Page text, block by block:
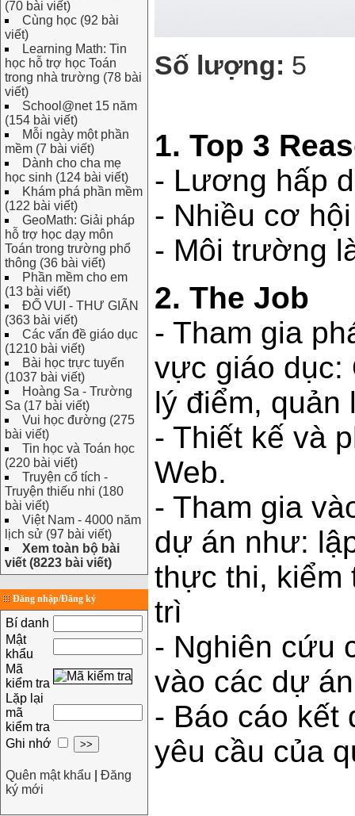
(70 bài viết)
Cùng học (92 bài
viết)
Learning Math: Tin
học hỗ trợ học Toán
trong nhà trường (78 bài
viết)
School@net 15 năm
(154 bài viết)
Mỗi ngày một phần
mềm (7 bài viết)
Dành cho cha mẹ
học sinh (124 bài viết)
Khám phá phần mềm
(122 bài viết)
GeoMath: Giải pháp
hỗ trợ học dạy môn
Toán trong trường phổ
thông (36 bài viết)
Phần mềm cho em
(13 bài viết)
ĐỐ VUI - THƯ GIÃN
(363 bài viết)
Các vấn đề giáo dục
(1210 bài viết)
Bài học trực tuyến
(1037 bài viết)
Hoàng Sa - Trường
Sa (17 bài viết)
Vui học đường (275
bài viết)
Tin học và Toán học
(220 bài viết)
Truyện cổ tích -
Truyện thiếu nhi (180
bài viết)
Việt Nam - 4000 năm
lịch sử (97 bài viết)
Xem toàn bộ bài
viết (8223 bài viết)
Đăng nhập/Đăng ký
Bí danh
Mật
khẩu
Mã
kiểm tra
Lặp lại
mã
kiểm tra
Ghi nhớ
Quên mật khẩu
Đăng
ký mới
Số lượng: 5
1. Top 3
- Lương hấp
- Nhiều cơ
- Môi trường
2. The Job
- Tham gia
vực giáo dục:
lý điểm,
- Thiết kế và
Web.
- Tham gia
dự án như:
thực thi, kiểm
trì
- Nghiên cứu
vào các dự
- Báo cáo kết
yêu cầu của